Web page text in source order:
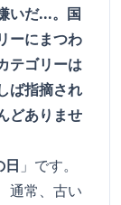
いだ...。国
ーにまつわ
テゴリーは
ば指摘され
どありませ
日 」です。
通常、古い